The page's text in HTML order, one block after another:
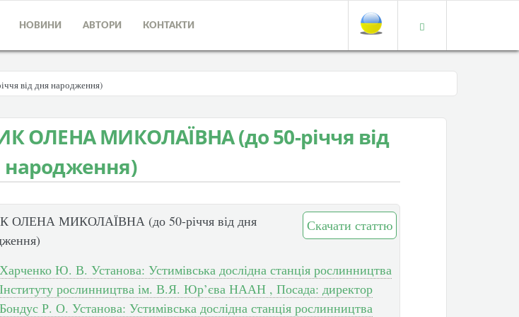
НОВИНИ АВТОРИ КОНТАКТИ
від дня народження)
ОЛЕНА МИКОЛАЇВНА (до 50-річчя від
народження)
Скачати статтю
ОЛЕНА МИКОЛАЇВНА (до 50-річчя від дня
Харченко Ю. В. Установа: Устимівська дослідна станція рослинництва
Інституту рослинництва ім. В.Я. Юр’єва НААН , Посада: директор
Бондус Р. О. Установа: Устимівська дослідна станція рослинництва